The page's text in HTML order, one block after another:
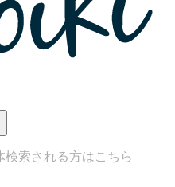
索される方はこちら